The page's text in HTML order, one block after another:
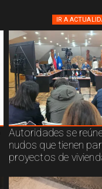
IR A
Autoridades se
nudos que tienen
proyectos de